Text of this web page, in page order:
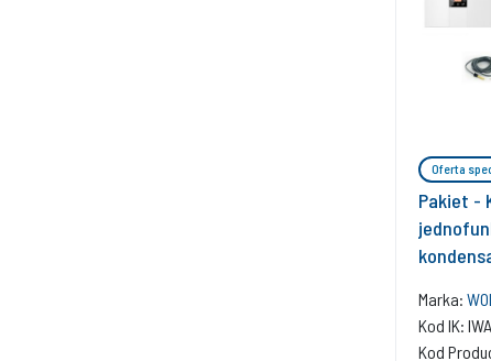
Oferta
Pakiet -
Marka:
Kod IK:
Kod